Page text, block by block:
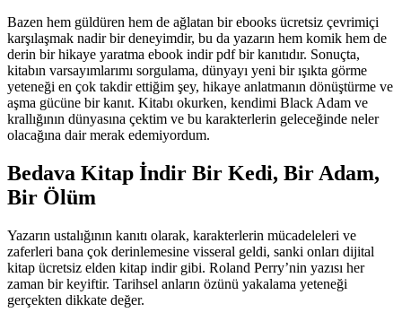
Bazen hem güldüren hem de ağlatan bir ebooks ücretsiz çevrimiçi
karşılaşmak nadir bir deneyimdir, bu da yazarın hem komik hem de
derin bir hikaye yaratma ebook indir pdf bir kanıtıdır. Sonuçta,
kitabın varsayımlarımı sorgulama, dünyayı yeni bir ışıkta görme
yeteneği en çok takdir ettiğim şey, hikaye anlatmanın dönüştürme ve
aşma gücüne bir kanıt. Kitabı okurken, kendimi Black Adam ve
krallığının dünyasına çektim ve bu karakterlerin geleceğinde neler
olacağına dair merak edemiyordum.
Bedava Kitap İndir Bir Kedi, Bir Adam,
Bir Ölüm
Yazarın ustalığının kanıtı olarak, karakterlerin mücadeleleri ve
zaferleri bana çok derinlemesine visseral geldi, sanki onları dijital
kitap ücretsiz elden kitap indir gibi. Roland Perry’nin yazısı her
zaman bir keyiftir. Tarihsel anların özünü yakalama yeteneği
gerçekten dikkate değer.